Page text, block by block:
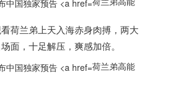
荷兰弟上天入海赤身肉搏，两大
面，十足解压，爽感加倍。
荷兰弟高能